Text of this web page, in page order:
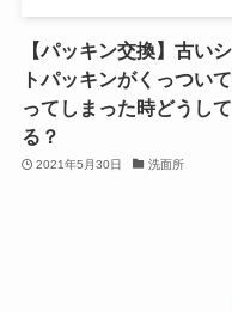
【パッキン交換】古い
トパッキンがくっつい
ってしまった時どうして
る？
2021年5月30日 洗面所